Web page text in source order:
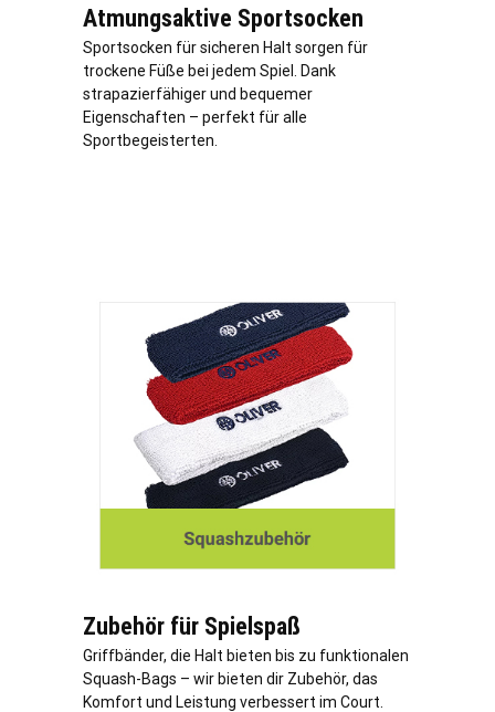
Atmungsaktive Sportsocken
Sportsocken für sicheren Halt sorgen für
trockene Füße bei jedem Spiel. Dank
strapazierfähiger und bequemer
Eigenschaften – perfekt für alle
Sportbegeisterten.
Zubehör für Spielspaß
Griffbänder, die Halt bieten bis zu funktionalen
Squash-Bags – wir bieten dir Zubehör, das
Komfort und Leistung verbessert im Court.